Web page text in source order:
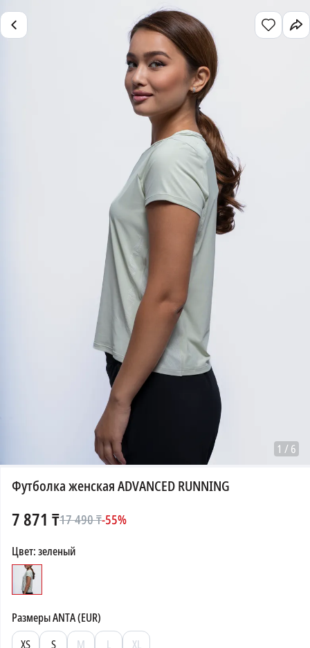
1 /6
Футболка женская ADVANCED RUNNING
7 871 ₸17 490₸-55%
Цвет:зеленый
РазмерыANTA (EUR)
XS
S M L
XL